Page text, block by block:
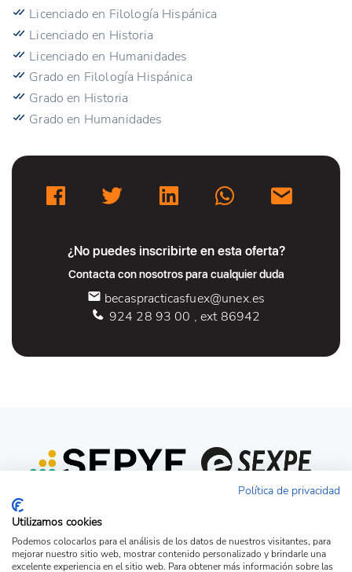
Licenciado en Filología Hispánica
Licenciado en Historia
Licenciado en Humanidades
Grado en Filología Hispánica
Grado en Historia
Grado en Humanidades
¿No puedes inscribirte en esta oferta?
Contacta con nosotros para cualquier duda
becaspracticasfuex@unex.es
924 28 93 00 , ext 86942
Política de privacidad
Utilizamos cookies
Podemos colocarlos para el análisis de los datos de nuestros visitantes, para
mejorar nuestro sitio web, mostrar contenido personalizado y brindarle una
excelente experiencia en el sitio web. Para obtener más información sobre las